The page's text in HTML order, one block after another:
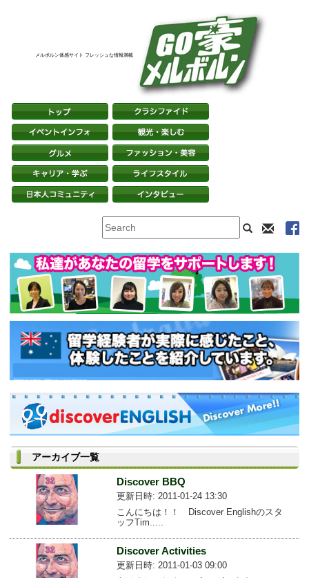
メルボルン体感サイト フレッシュな情報満載
アーカイブ一覧
Discover BBQ
更新日時: 2011-01-24 13:30
こんにちは！！ Discover Englishのスタ
ッフTim.....
Discover Activities
更新日時: 2011-01-03 09:00